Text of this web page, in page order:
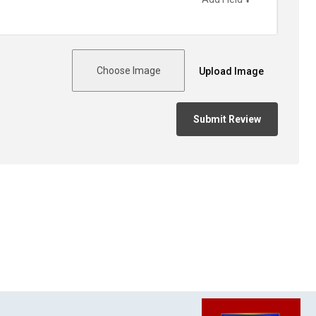
Upload Image
Choose Image